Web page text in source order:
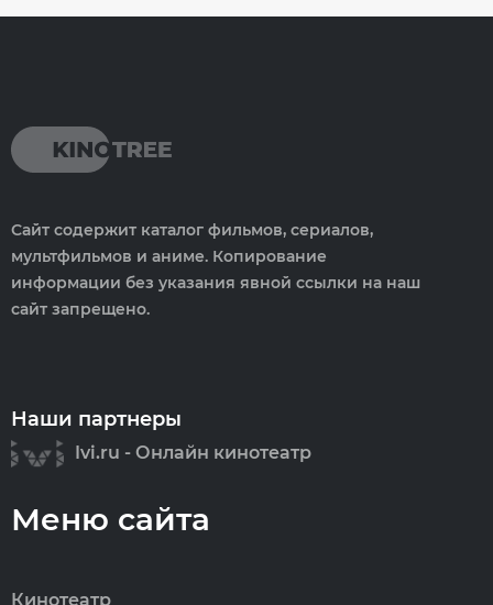
Сайт содержит каталог фильмов, сериалов,
мультфильмов и аниме. Копирование
информации без указания явной ссылки на наш
сайт запрещено.
Наши партнеры
Ivi.ru - Онлайн кинотеатр
Меню сайта
Кинотеатр